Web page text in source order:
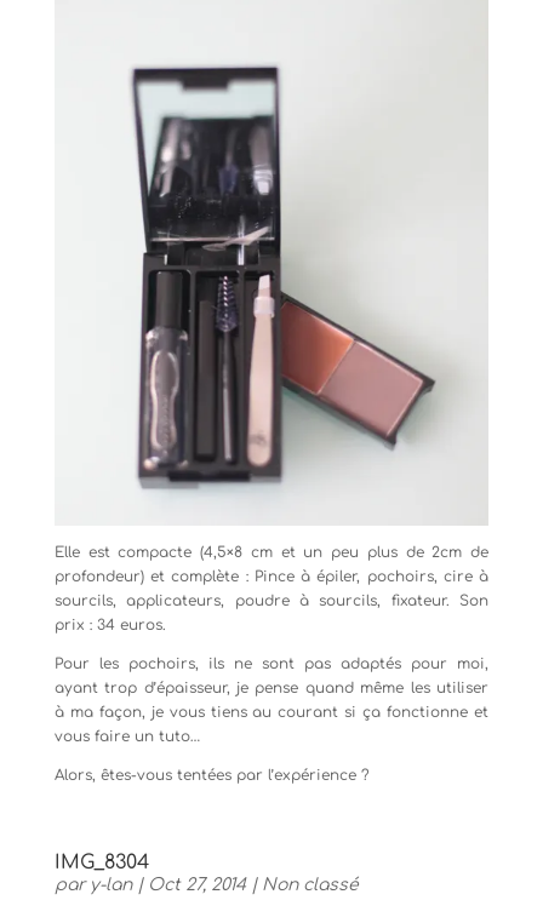
Elle est compacte (4,5×8 cm et un peu plus de 2cm de
profondeur) et complète : Pince à épiler, pochoirs, cire à
sourcils, applicateurs, poudre à sourcils, fixateur. Son
prix : 34 euros.
Pour les pochoirs, ils ne sont pas adaptés pour moi,
ayant trop d’épaisseur, je pense quand même les utiliser
à ma façon, je vous tiens au courant si ça fonctionne et
vous faire un tuto…
Alors, êtes-vous tentées par l’expérience ?
IMG_8304
par y-lan| Oct 27, 2014| Non classé